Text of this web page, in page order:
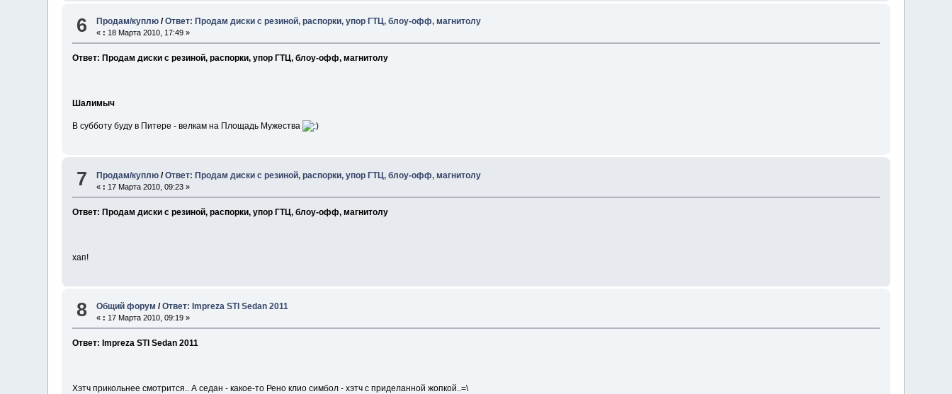
6 Продам/куплю /Ответ: Продам диски с резиной, распорки, упор ГТЦ, блоу-офф, магнитолу
« : 18 Марта 2010, 17:49 »
Ответ: Продам диски с резиной, распорки, упор ГТЦ, блоу-офф, магнитолу
Шалимыч
В субботу буду в Питере - велкам на Площадь Мужества
7 Продам/куплю /Ответ: Продам диски с резиной, распорки, упор ГТЦ, блоу-офф, магнитолу
« : 17 Марта 2010, 09:23 »
Ответ: Продам диски с резиной, распорки, упор ГТЦ, блоу-офф, магнитолу
хап!
8 Общий форум /Ответ: Impreza STI Sedan 2011
« : 17 Марта 2010, 09:19 »
Ответ: Impreza STI Sedan 2011
Хэтч прикольнее смотрится.. А седан - какое-то Рено клио симбол - хэтч с приделанной жопкой..=\